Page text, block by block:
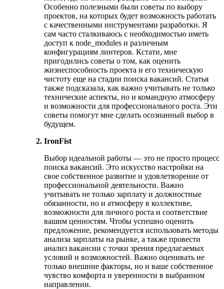
Особенно полезными были советы по выбору
проектов, на которых будет возможность работать
с качественными инструментами разработки. Я
сам часто сталкиваюсь с необходимостью иметь
доступ к node_modules и различным
конфигурациям линтеров. Кстати, мне
пригодились советы о том, как оценить
жизнеспособность проекта и его техническую
чистоту еще на стадии поиска вакансий. Статья
также подсказала, как важно учитывать не только
технические аспекты, но и командную атмосферу
и возможности для профессионального роста. Эти
советы помогут мне сделать осознанный выбор в
будущем.
IronFist
Выбор идеальной работы — это не просто процесс
поиска вакансий. Это искусство настройки на
свое собственное развитие и удовлетворение от
профессиональной деятельности. Важно
учитывать не только зарплату и должностные
обязанности, но и атмосферу в коллективе,
возможности для личного роста и соответствие
вашим ценностям. Чтобы успешно оценить
предложение, рекомендуется использовать методы
анализа зарплаты на рынке, а также провести
анализ вакансии с точки зрения предлагаемых
условий и возможностей. Важно оценивать не
только внешние факторы, но и ваше собственное
чувство комфорта и уверенности в выбранном
направлении.